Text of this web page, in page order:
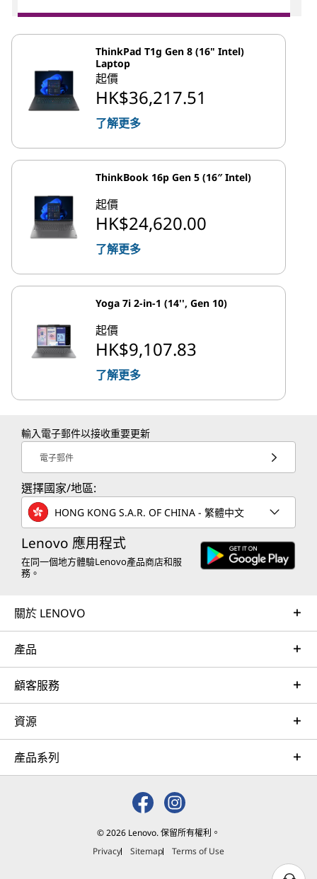
ThinkPad T1g Gen 8 (16" Intel)
Laptop
起價
HK$36,217.51
了解更多
ThinkBook 16p Gen 5 (16″ Intel)
起價
HK$24,620.00
了解更多
Yoga 7i 2-in-1 (14'', Gen 10)
起價
HK$9,107.83
了解更多
輸入電子郵件以接收重要更新
電子郵件
選擇國家/地區:
HONG KONG S.A.R. OF CHINA - 繁體中文
Lenovo 應用程式
在同一個地方體驗Lenovo產品商店和服
務。
關於 LENOVO
產品
顧客服務
資源
產品系列
© 2026 Lenovo. 保留所有權利。
Privacy
Sitemap Terms of Use